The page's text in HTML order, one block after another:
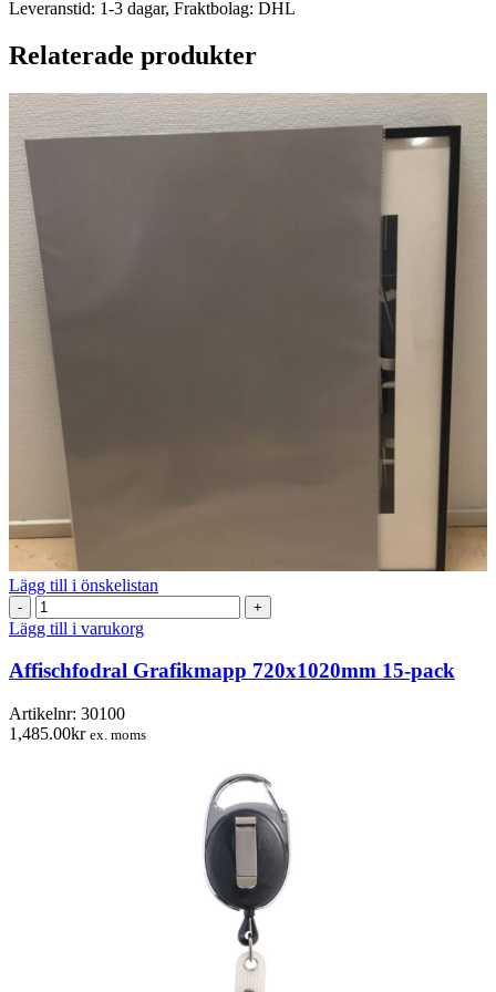
Leveranstid: 1-3 dagar, Fraktbolag: DHL
Relaterade produkter
Lägg till i önskelistan
Affischfodral
Grafikmapp
720x1020mm
15-
pack
mängd
Lägg till i varukorg
Affischfodral Grafikmapp 720x1020mm 15-pack
Artikelnr: 30100
1,485.00kr ex. moms